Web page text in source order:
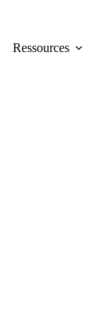
Ressources